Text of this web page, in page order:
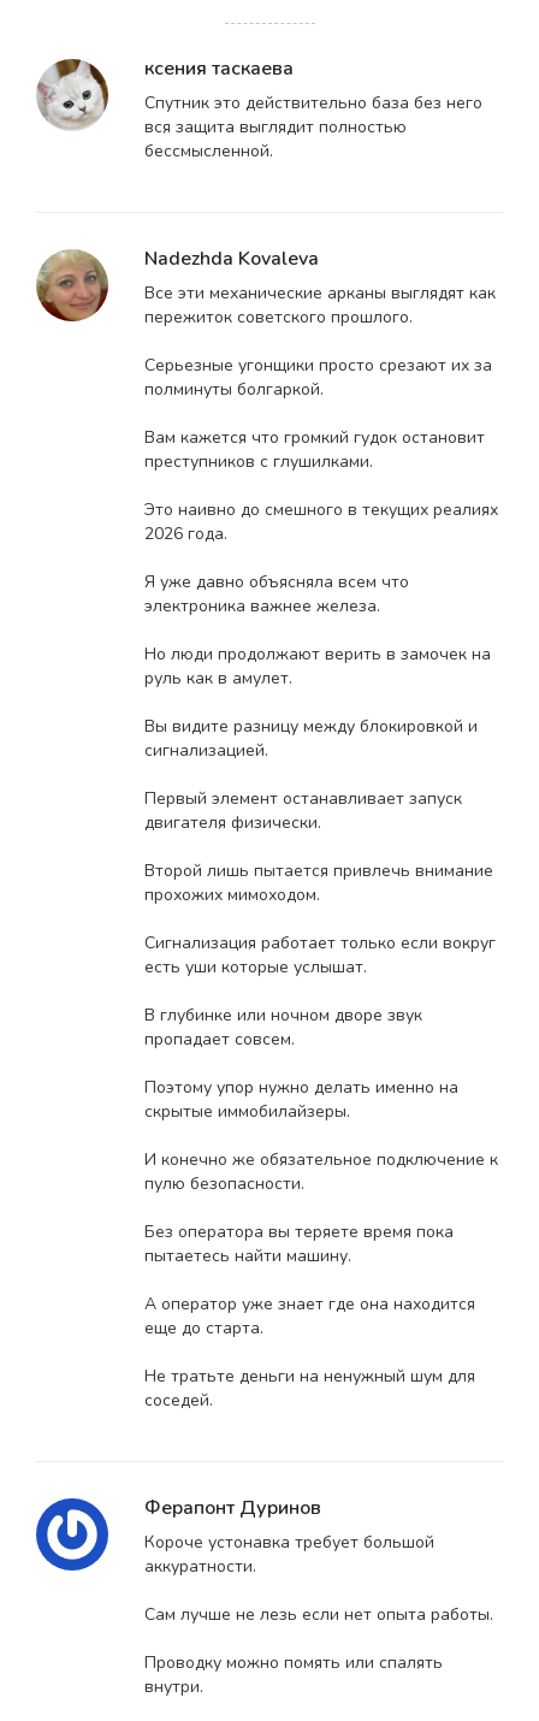
ксения таскаева
Спутник это действительно база без него
вся защита выглядит полностью
бессмысленной.
Nadezhda Kovaleva
Все эти механические арканы выглядят как
пережиток советского прошлого.
Серьезные угонщики просто срезают их за
полминуты болгаркой.
Вам кажется что громкий гудок остановит
преступников с глушилками.
Это наивно до смешного в текущих реалиях
2026 года.
Я уже давно объясняла всем что
электроника важнее железа.
Но люди продолжают верить в замочек на
руль как в амулет.
Вы видите разницу между блокировкой и
сигнализацией.
Первый элемент останавливает запуск
двигателя физически.
Второй лишь пытается привлечь внимание
прохожих мимоходом.
Сигнализация работает только если вокруг
есть уши которые услышат.
В глубинке или ночном дворе звук
пропадает совсем.
Поэтому упор нужно делать именно на
скрытые иммобилайзеры.
И конечно же обязательное подключение к
пулю безопасности.
Без оператора вы теряете время пока
пытаетесь найти машину.
А оператор уже знает где она находится
еще до старта.
Не тратьте деньги на ненужный шум для
соседей.
Ферапонт Дуринов
Короче устонавка требует большой
аккуратности.
Сам лучше не лезь если нет опыта работы.
Проводку можно помять или спалять
внутри.